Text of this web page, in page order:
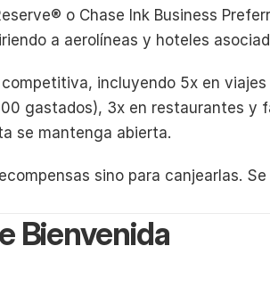
o Chase Ink Business
a aerolíneas y hoteles
incluyendo 5x en
gastados), 3x en restaurantes y
se mantenga abierta.
sino para canjearlas.
Bienvenida